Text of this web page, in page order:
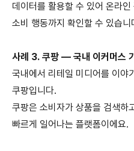
데이터를 활용할 수 있어 온라
소비 행동까지 확인할 수 있습니
사례 3. 쿠팡 — 국내 이커머스
국내에서 리테일 미디어를 이야
쿠팡입니다.
쿠팡은 소비자가 상품을 검색하
빠르게 일어나는 플랫폼이에요.